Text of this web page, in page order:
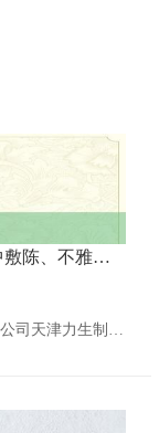
凯时体育游戏app平台和讯网站对文中敷陈、不雅点判断保握中立-尊龙凯龙时官网进入网页(中国)官方网站 登录入口